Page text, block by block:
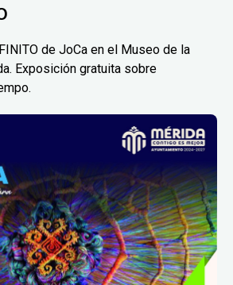
de JoCa en el Museo de la
Exposición gratuita sobre